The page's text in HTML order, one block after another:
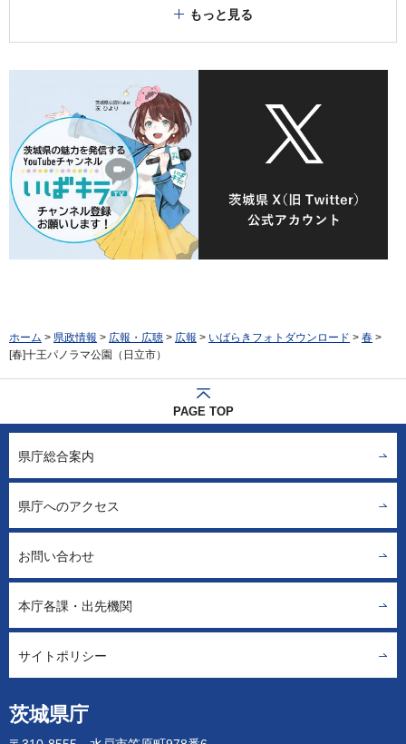
もっと見る
ホーム > 県政情報 > 広報・広聴 > 広報 > いばらきフォトダウンロード > 春 >
[春]十王パノラマ公園（日立市）
PAGE TOP
茨城県庁
県庁総合案内
県庁へのアクセス
お問い合わせ
本庁各課・出先機関
サイトポリシー